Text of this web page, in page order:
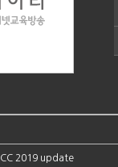
CC 2019 update